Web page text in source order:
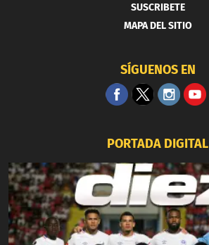
SUSCRIBETE
MAPA DEL SITIO
SÍGUENOS EN
PORTADA DIGITAL